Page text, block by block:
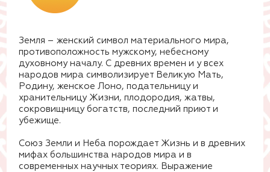
Земля – женский символ материального мира,
противоположность мужскому, небесному
духовному началу. С древних времен и у всех
народов мира символизирует Великую Мать,
Родину, женское Лоно, подательницу и
хранительницу Жизни, плодородия, жатвы,
сокровищницу богатств, последний приют и
убежище.
Союз Земли и Неба порождает Жизнь и в древних
мифах большинства народов мира и в
современных научных теориях. Выражение